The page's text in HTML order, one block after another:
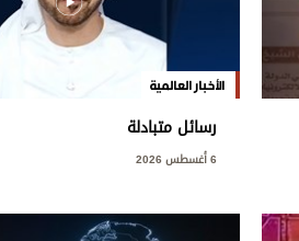
الأخبار العالمية
رسائل متبادلة
6 أغسطس 2026